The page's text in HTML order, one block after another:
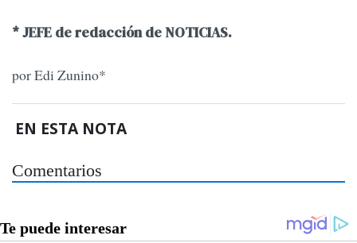
* JEFE de redacción de NOTICIAS.
por Edi Zunino*
EN ESTA NOTA
Comentarios